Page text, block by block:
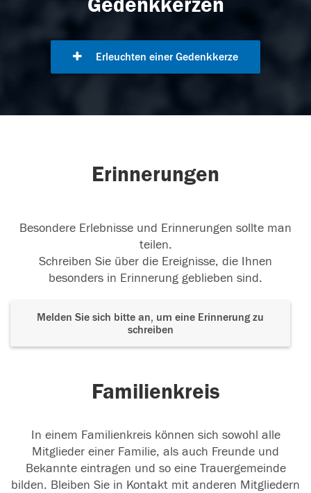
Erleuchten einer Gedenkkerze
Erinnerungen
Besondere Erlebnisse und Erinnerungen sollte man
teilen.
Schreiben Sie über die Ereignisse, die Ihnen
besonders in Erinnerung geblieben sind.
Melden Sie sich bitte an, um eine Erinnerung zu
schreiben
Familienkreis
In einem Familienkreis können sich sowohl alle
Mitglieder einer Familie, als auch Freunde und
Bekannte eintragen und so eine Trauergemeinde
bilden. Bleiben Sie in Kontakt mit anderen Mitgliedern